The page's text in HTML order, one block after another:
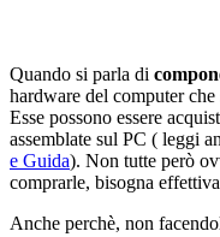
Quando si parla di
hardware del computer
Esse possono essere
assemblate sul PC ( leggi
e Guida). Non tutte però
comprarle, bisogna
Anche perchè, non